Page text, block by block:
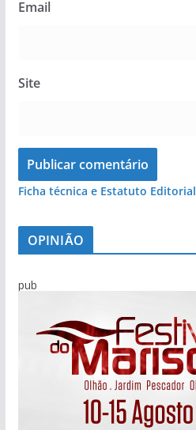
Email
Site
Ficha técnica e Estatuto Editorial
OPINIÃO
pub